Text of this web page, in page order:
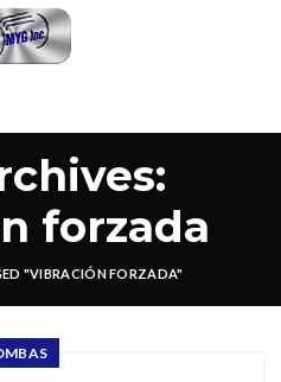
forzada
"VIBRACIÓN FORZADA"